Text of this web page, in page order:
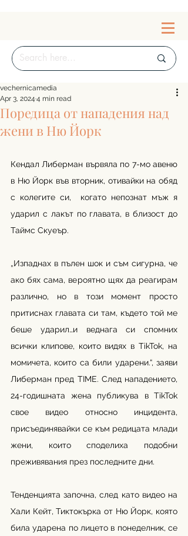
Поредица от нападения над
жени в Ню Йорк
vechernicamedia
Apr 3, 2024 4 min read
Кендал Либерман вървяла по 7-мо авеню
в Ню Йорк във вторник, отивайки на обяд
с колегите си,  когато непознат мъж я
ударил с лакът по главата, в близост до
Таймс Скуеър.
„Изпаднах в пълен шок и съм сигурна, че
ако бях сама, вероятно щях да реагирам
различно, но в този момент просто
притиснах главата си там, където той ме
беше ударил…и веднага си спомних
всички клипове, които видях в TikTok, на
момичета, които са били ударени.“, заяви
Либерман пред TIME. След нападението,
24-годишната жена публикува в TikTok
свое видео относно инцидента,
присъединявайки се към редицата млади
жени, които споделиха подобни
преживявания през последните дни.
Тенденцията започна, след като видео на
Хали Кейт, Тиктокърка от Ню Йорк, която
била ударена по лицето в понеделник, се